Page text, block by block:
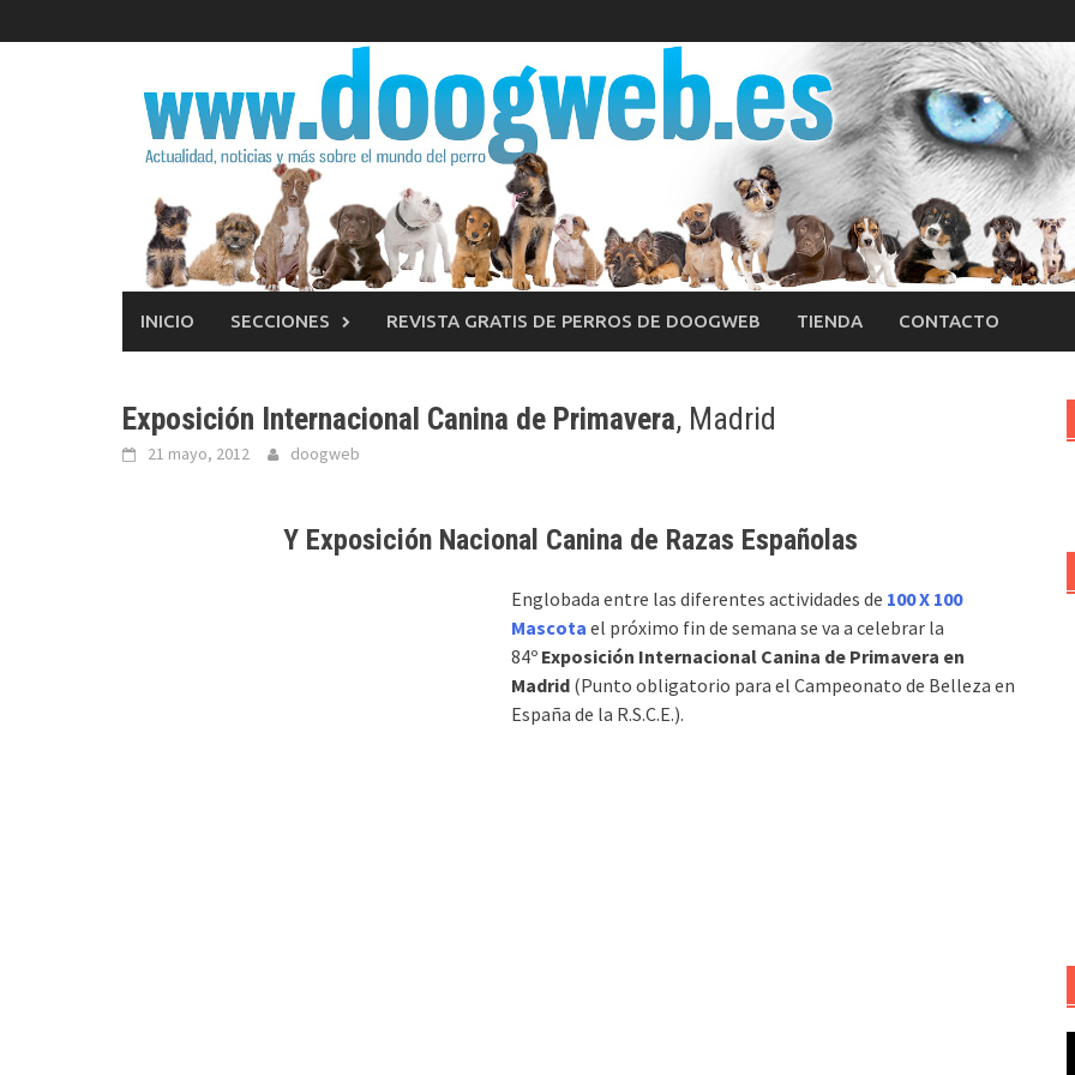
al
INICIO SECCIONES REVISTA GRATIS DE PERROS DE DOOGWEB TIENDA CONTACTO
Exposición Internacional Canina de Primavera, Madrid
21 mayo, 2012 doogweb
Y Exposición Nacional Canina de Razas Españolas
Englobada entre las diferentes actividades de 100 X 100
Mascota el próximo fin de semana se va a celebrar la
84º Exposición Internacional Canina de Primavera en
Madrid (Punto obligatorio para el Campeonato de Belleza en
España de la R.S.C.E.).